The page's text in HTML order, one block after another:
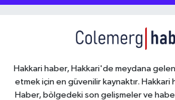
Hakkari haber, Hakkari'de meydana
etmek için en güvenilir kaynaktır. Hakkari
Haber, bölgedeki son gelişmeler ve